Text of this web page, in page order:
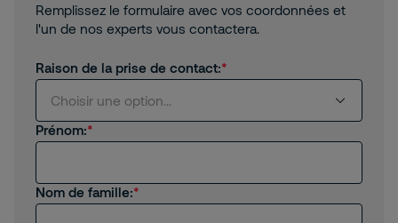
Remplissez le formulaire avec vos coordonnées et
l'un de nos experts vous contactera.
Raison de la prise de contact:
Choisir une option...
Je suis client.
Prénom:
Nom de famille: